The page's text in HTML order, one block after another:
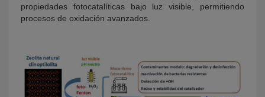
propiedades fotocatalíticas bajo luz visible, permitiendo
procesos de oxidación avanzados.